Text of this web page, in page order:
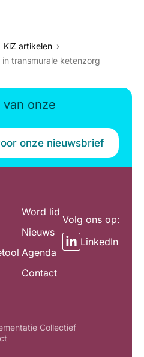
KiZ artikelen
transmurale ketenzorg
onze
onze nieuwsbrief
Word lid
Nieuws
Agenda
Contact
Volg ons op:
LinkedIn
Collectief